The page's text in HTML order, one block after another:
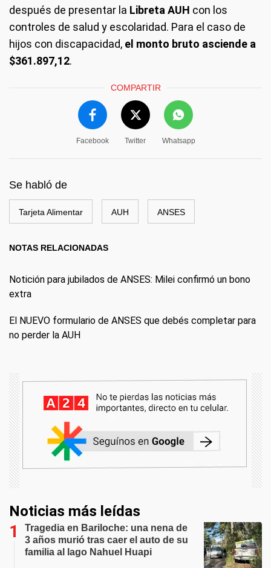
después de presentar la Libreta AUH con los
controles de salud y escolaridad. Para el caso de
hijos con discapacidad, el monto bruto asciende a
$361.897,12.
COMPARTIR
Facebook Twitter Whatsapp
Se habló de
Tarjeta Alimentar AUH ANSES
NOTAS RELACIONADAS
Notición para jubilados de ANSES: Milei confirmó un bono
extra
El NUEVO formulario de ANSES que debés completar para
no perder la AUH
Noticias más leídas
Tragedia en Bariloche: una nena de
3 años murió tras caer el auto de su
familia al lago Nahuel Huapi